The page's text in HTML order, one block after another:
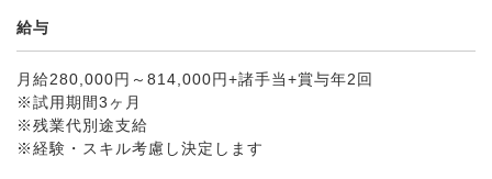
給与
月給280,000円～814,000円+諸手当+賞与年2回
※試用期間3ヶ月
※残業代別途支給
※経験・スキル考慮し決定します